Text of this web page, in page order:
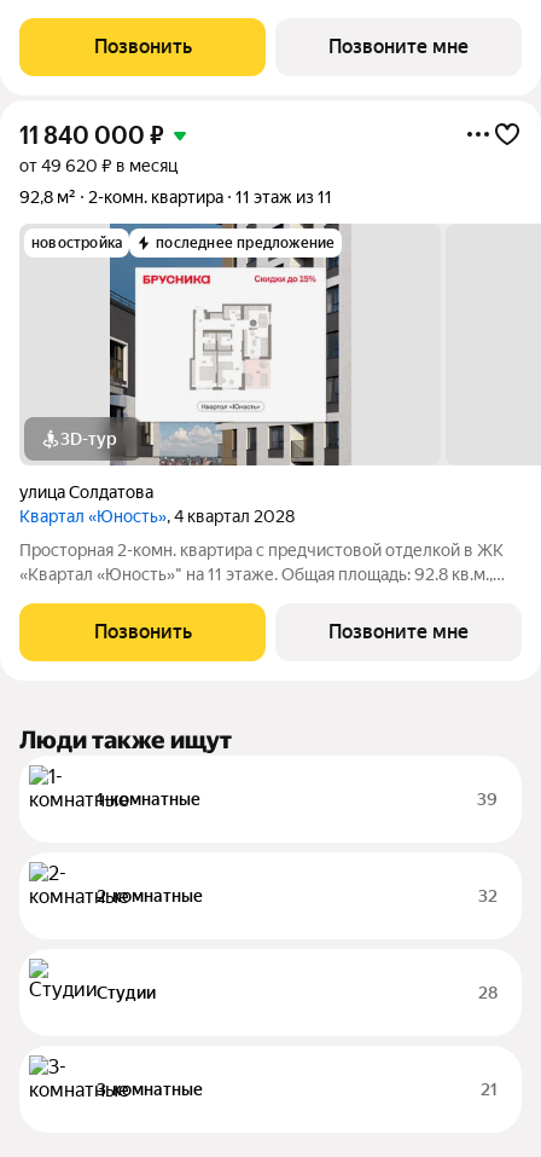
кв.м. Высота потолков 2.7 м. Квартира с кухней-гостиной и
одной спальней
Позвонить Позвоните мне
11 840 000 ₽
от 49 620 ₽ в месяц
92,8 м²
2-комн. квартира 11 этаж из 11
новостройка последнее предложение
3D-тур
улица Солдатова
Квартал «Юность», 4 квартал 2028
Просторная 2-комн. квартира с предчистовой отделкой в ЖК
«Квартал «Юность»" на 11 этаже. Общая площадь: 92.8 кв.м.,
кв.м. Квартира угловая, окна oбecпeчивaют paвнoмepнoe
ocвeщeниe в тeчeниe
Позвонить Позвоните мне
Люди также ищут
1-комнатные 39
2-комнатные 32
Студии 28
3-комнатные 21